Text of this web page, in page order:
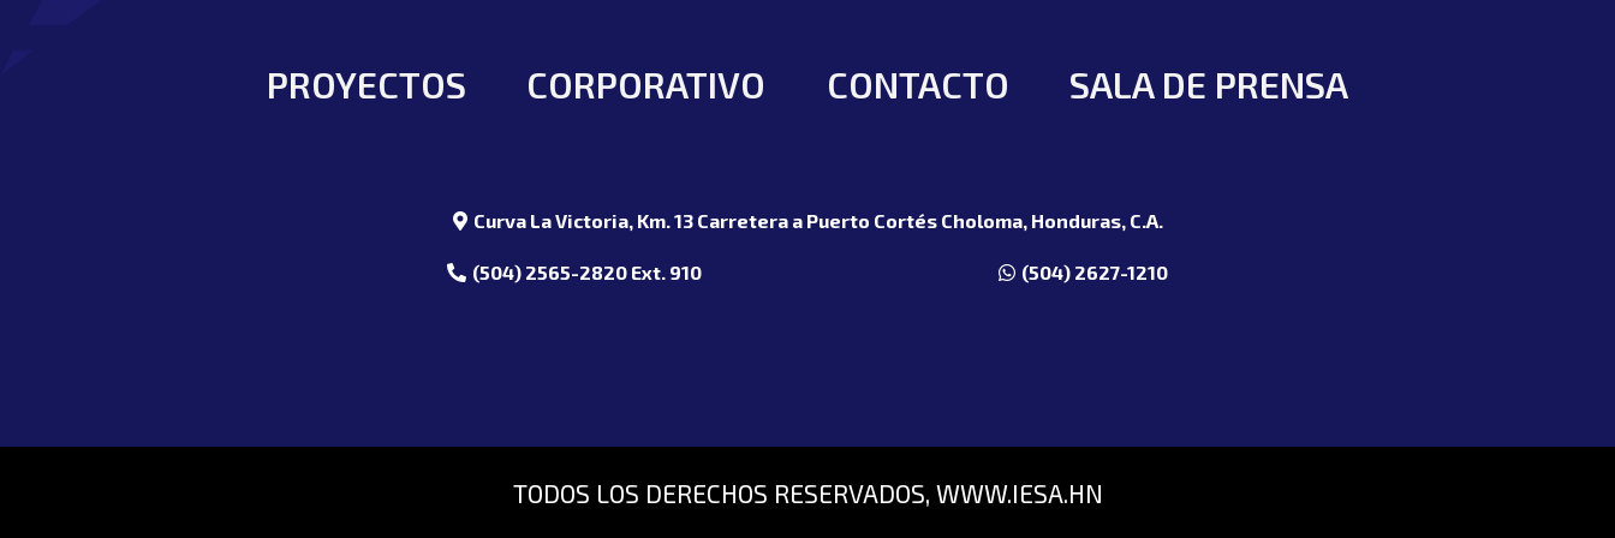
PROYECTOS CORPORATIVO CONTACTO SALA DE PRENSA
Curva La Victoria, Km. 13 Carretera a Puerto Cortés Choloma, Honduras, C.A.
(504) 2565-2820 Ext. 910 (504) 2627-1210
TODOS LOS DERECHOS RESERVADOS, WWW.IESA.HN